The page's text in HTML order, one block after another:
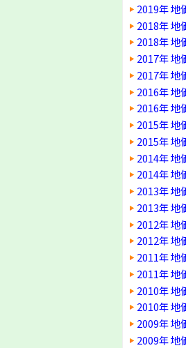
2019年 地
2018年 地
2018年 地
2017年 地
2017年 地
2016年 地
2016年 地
2015年 地
2015年 地
2014年 地
2014年 地
2013年 地
2013年 地
2012年 地
2012年 地
2011年 地
2011年 地
2010年 地
2010年 地
2009年 地
2009年 地